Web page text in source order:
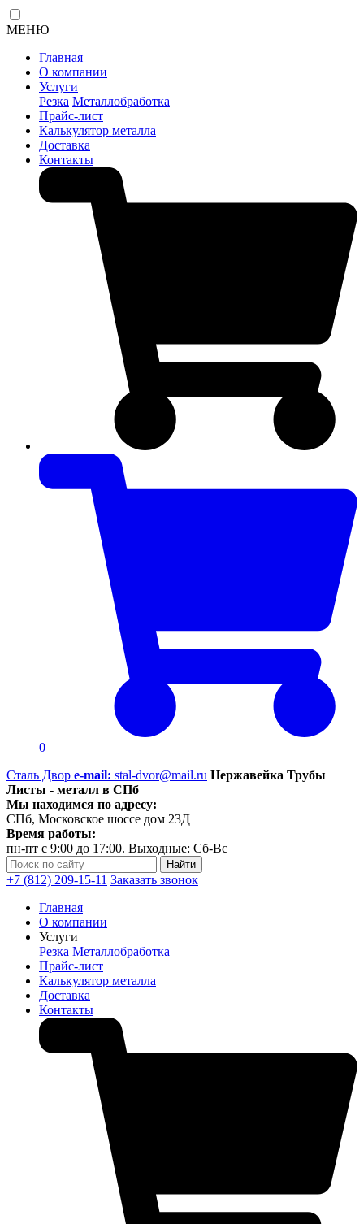
МЕНЮ
Главная
О компании
Услуги
Резка Металлобработка
Прайс-лист
Калькулятор металла
Доставка
Контакты
0
Сталь Двор e-mail: stal-dvor@mail.ru Нержавейка Трубы
Листы - металл в СПб
Мы находимся по адресу:
СПб, Московское шоссе дом 23Д
Время работы:
пн-пт с 9:00 до 17:00. Выходные: Сб-Вс
+7 (812) 209-15-11 Заказать звонок
Главная
О компании
Услуги
Резка Металлобработка
Прайс-лист
Калькулятор металла
Доставка
Контакты